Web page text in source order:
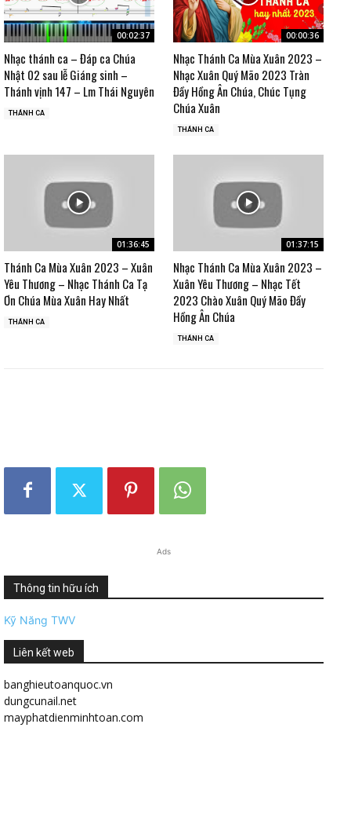
00:02:37
Nhạc thánh ca – Đáp ca Chúa
Nhật 02 sau lễ Giáng sinh –
Thánh vịnh 147 – Lm Thái Nguyên
THÁNH CA
00:00:36
Nhạc Thánh Ca Mùa Xuân 2023 –
Nhạc Xuân Quý Mão 2023 Tràn
Đầy Hồng Ân Chúa, Chúc Tụng
Chúa Xuân
THÁNH CA
01:36:45
Thánh Ca Mùa Xuân 2023 – Xuân
Yêu Thương – Nhạc Thánh Ca Tạ
Ơn Chúa Mùa Xuân Hay Nhất
THÁNH CA
01:37:15
Nhạc Thánh Ca Mùa Xuân 2023 –
Xuân Yêu Thương – Nhạc Tết
2023 Chào Xuân Quý Mão Đầy
Hồng Ân Chúa
THÁNH CA
Ads
Thông tin hữu ích
Kỹ Năng TWV
Liên kết web
banghieutoanquoc.vn
dungcunail.net
mayphatdienminhtoan.com